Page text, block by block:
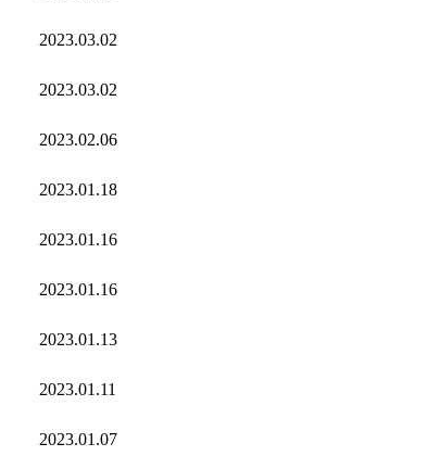
2023.03.02
2023.03.02
2023.02.06
2023.01.18
2023.01.16
2023.01.16
2023.01.13
2023.01.11
2023.01.07